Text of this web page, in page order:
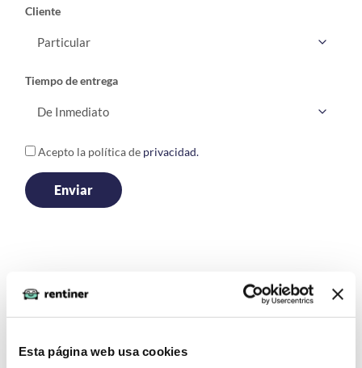
Esta página web usa cookies
Cliente
Tiempo de entrega
Acepto la política de privacidad.